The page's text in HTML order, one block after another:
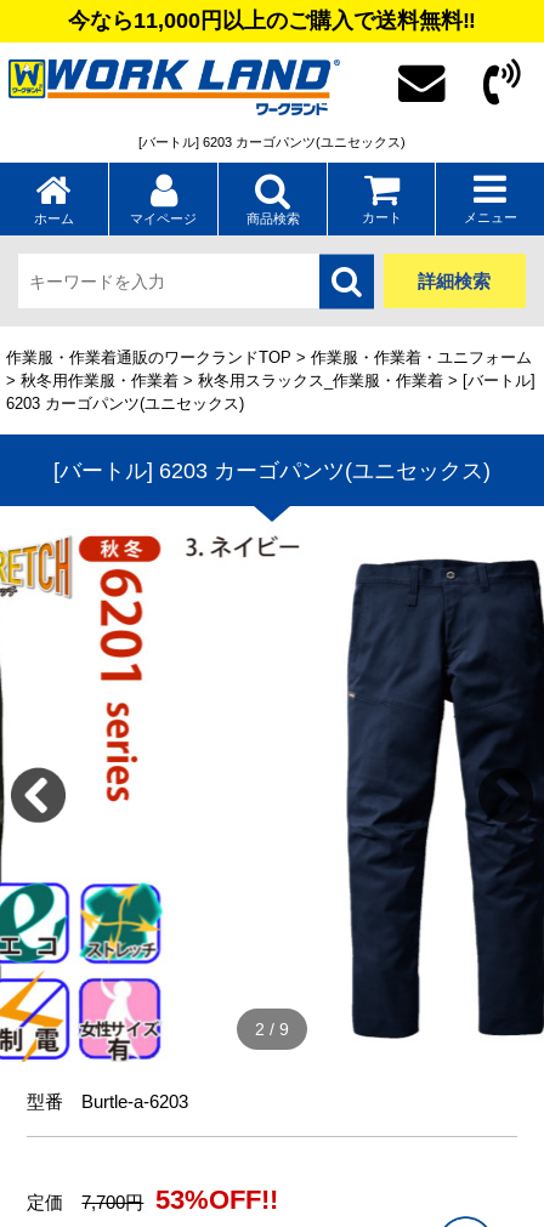
今なら11,000円以上のご購入で送料無料‼
[バートル] 6203 カーゴパンツ(ユニセックス)
ホーム マイページ 商品検索 カート メニュー
詳細検索
作業服・作業着通販のワークランドTOP > 作業服・作業着・ユニフォーム
> 秋冬用作業服・作業着 > 秋冬用スラックス_作業服・作業着 > [バートル]
6203 カーゴパンツ(ユニセックス)
[バートル] 6203 カーゴパンツ(ユニセックス)
2 / 9
型番 Burtle-a-6203
定価7,700円 53%OFF!!